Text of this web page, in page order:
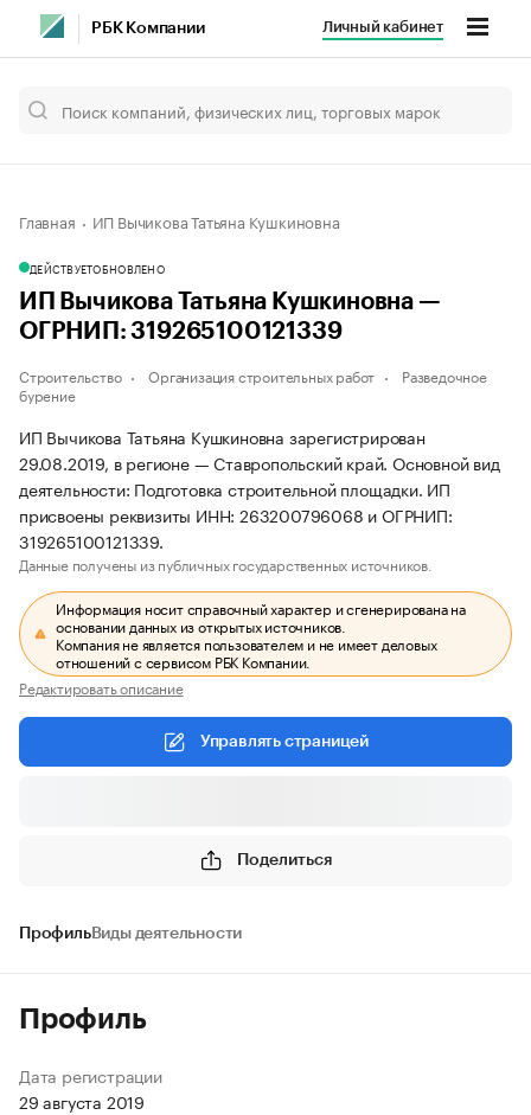
РБК Компании Личный кабинет
Главная ИП Вычикова Татьяна Кушкиновна
ДЕЙСТВУЕТОБНОВЛЕНО
ИП Вычикова Татьяна Кушкиновна —
ОГРНИП: 319265100121339
Строительство Организация строительных работ
Разведочное
бурение
ИП Вычикова Татьяна Кушкиновна зарегистрирован
29.08.2019, в регионе — Ставропольский край. Основной вид
деятельности: Подготовка строительной площадки. ИП
присвоены реквизиты ИНН: 263200796068 и ОГРНИП:
319265100121339.
Данные получены из публичных государственных источников.
Информация носит справочный характер и сгенерирована на
основании данных из открытых источников.
Компания не является пользователем и не имеет деловых
отношений с сервисом РБК Компании.
Редактировать описание
Управлять страницей
Поделиться
ПрофильВиды деятельности
Профиль
Дата регистрации
29 августа 2019